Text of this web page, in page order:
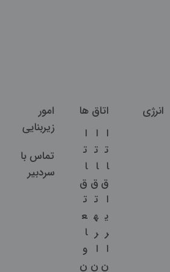
انرژی
اتاق ها
ا
ت
ا
ق
ا
ی
ر
ا
ن
ا
ت
ا
ق
ت
ه
ر
ا
ن
ا
ت
ا
ق
ت
ع
ا
و
ن
امور
زیربنایی
تماس با
سردبیر